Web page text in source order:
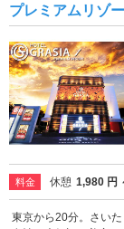
プレミアムリゾ
料金 休憩 1,980 円
東京から20分。さい